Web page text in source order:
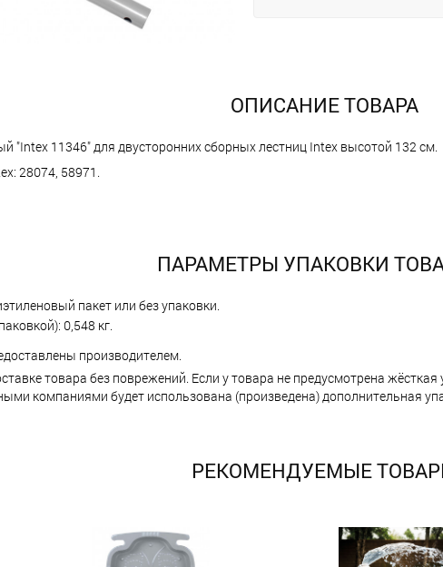
ОПИСАНИЕ ТОВАРА
"Intex 11346" для двусторонних сборных лестниц Intex высотой 132 см.
28074, 58971.
ПАРАМЕТРЫ УПАКОВКИ
пакет или без упаковки.
0,548 кг.
производителем.
товара без поврежений. Если у товара не предусмотрена
компаниями будет использована (произведена) дополнительная
РЕКОМЕНДУЕМЫЕ